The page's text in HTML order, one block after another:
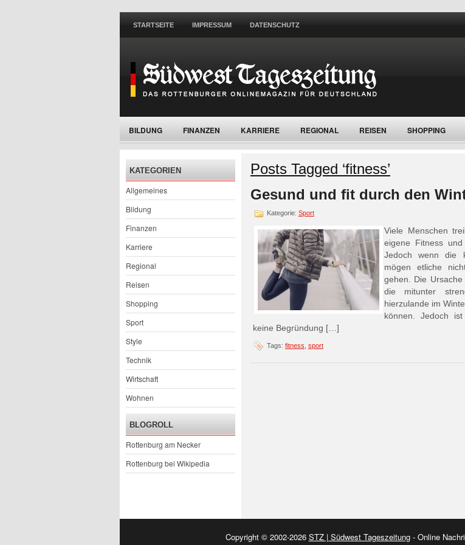
STARTSEITE IMPRESSUM DATENSCHUTZ
BILDUNG FINANZEN KARRIERE REGIONAL REISEN SHOPPING
KATEGORIEN
Allgemeines
Bildung
Finanzen
Karriere
Regional
Reisen
Shopping
Sport
Style
Technik
Wirtschaft
Wohnen
BLOGROLL
Rottenburg am Necker
Rottenburg bei Wikipedia
Posts Tagged ‘fitness’
Gesund und fit durch den
Kategorie: Sport
Viele Menschen
eigene Fitness und
Jedoch wenn die
mögen etliche
gehen. Die
die mitunter
hierzulande im
können. Jedoch
keine Begründung […]
Tags: fitness sport
Copyright © 2002-2026 STZ | Südwest Tageszeitung- Online